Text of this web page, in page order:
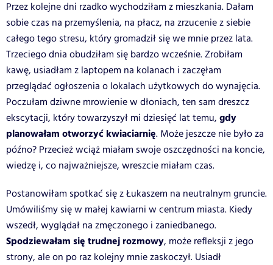
Przez kolejne dni rzadko wychodziłam z mieszkania. Dałam
sobie czas na przemyślenia, na płacz, na zrzucenie z siebie
całego tego stresu, który gromadził się we mnie przez lata.
Trzeciego dnia obudziłam się bardzo wcześnie. Zrobiłam
kawę, usiadłam z laptopem na kolanach i zaczęłam
przeglądać ogłoszenia o lokalach użytkowych do wynajęcia.
Poczułam dziwne mrowienie w dłoniach, ten sam dreszcz
ekscytacji, który towarzyszył mi dziesięć lat temu, gdy
planowałam otworzyć kwiaciarnię. Może jeszcze nie było za
późno? Przecież wciąż miałam swoje oszczędności na koncie,
wiedzę i, co najważniejsze, wreszcie miałam czas.
Postanowiłam spotkać się z Łukaszem na neutralnym gruncie.
Umówiliśmy się w małej kawiarni w centrum miasta. Kiedy
wszedł, wyglądał na zmęczonego i zaniedbanego.
Spodziewałam się trudnej rozmowy, może refleksji z jego
strony, ale on po raz kolejny mnie zaskoczył. Usiadł